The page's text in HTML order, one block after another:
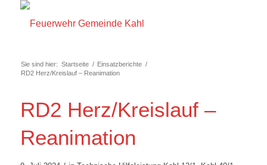
Sie sind hier: Startseite / Einsatzberichte /
RD2 Herz/Kreislauf – Reanimation
RD2 Herz/Kreislauf –
Reanimation